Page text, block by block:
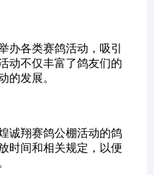
办各类赛鸽活动，吸引
动不仅丰富了鸽友们的
的发展。
诚翔赛鸽公棚活动的鸽
时间和相关规定，以便